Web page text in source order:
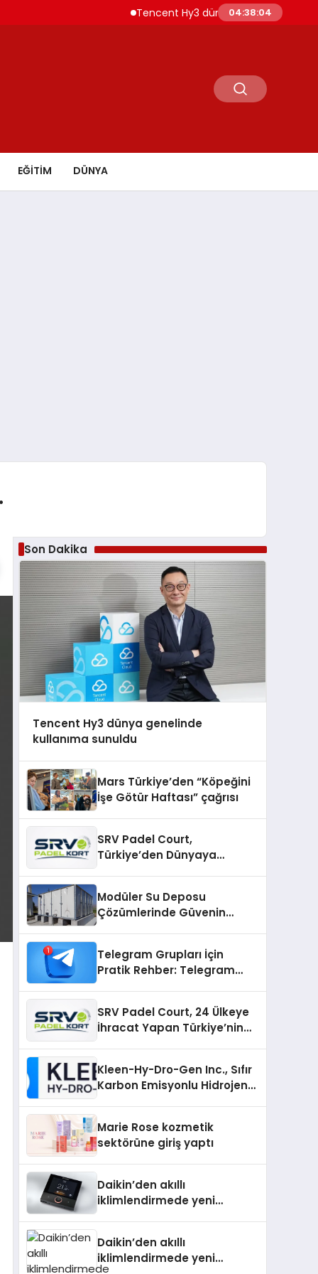
Tencent Hy3 dünya genelinde kullanıma
04:38:06
EĞİTİM DÜNYA
Son Dakika
Tencent Hy3 dünya genelinde
kullanıma sunuldu
Mars Türkiye’den “Köpeğini
İşe Götür Haftası” çağrısı
SRV Padel Court,
Türkiye’den Dünyaya
Modüler Su Deposu
Çözümlerinde Güvenin
Telegram Grupları İçin
Pratik Rehber: Telegram
SRV Padel Court, 24 Ülkeye
İhracat Yapan Türkiye’nin
Kleen-Hy-Dro-Gen Inc., Sıfır
Karbon Emisyonlu Hidrojen
Aldı
Marie Rose kozmetik
sektörüne giriş yaptı
Daikin’den akıllı
iklimlendirmede yeni
Daikin’den akıllı
iklimlendirmede yeni